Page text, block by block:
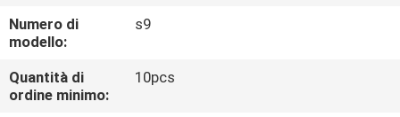
GIRO
DELLA
FABBRICA
Numero di
modello:
s9
Quantità di
ordine minimo:
10pcs